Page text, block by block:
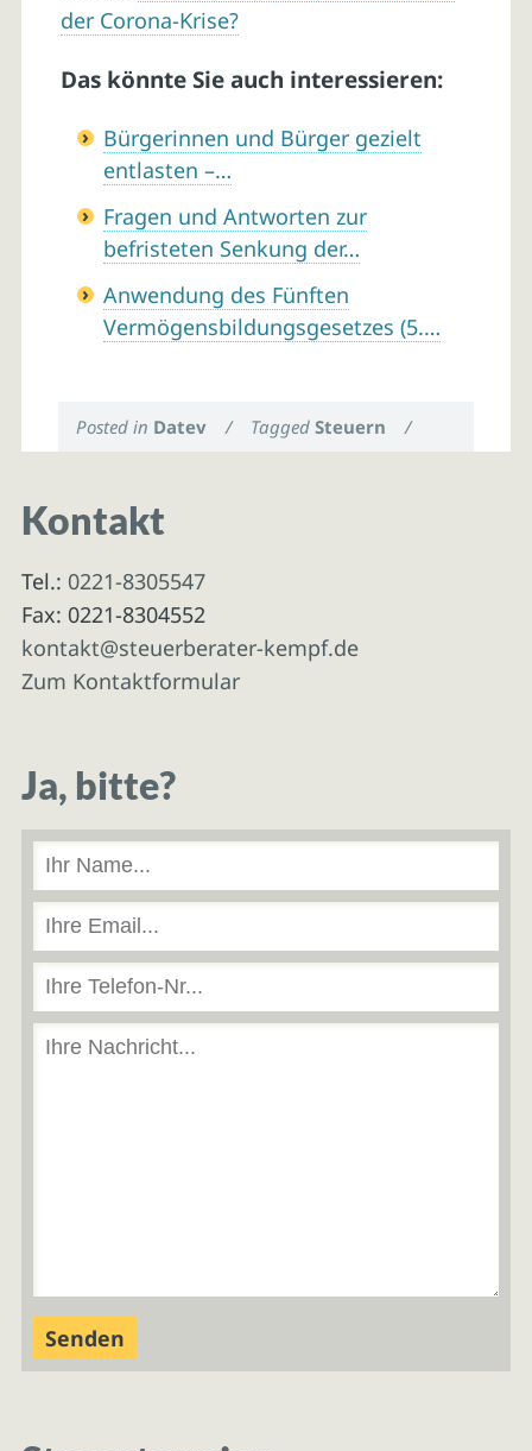
der Corona-Krise?
Das könnte Sie auch interessieren:
Bürgerinnen und Bürger gezielt
entlasten –…
Fragen und Antworten zur
befristeten Senkung der…
Anwendung des Fünften
Vermögensbildungsgesetzes (5.…
Posted in Datev / TaggedSteuern /
Kontakt
Tel.: 0221-8305547
Fax: 0221-8304552
kontakt@steuerberater-kempf.de
Zum Kontaktformular
Ja, bitte?